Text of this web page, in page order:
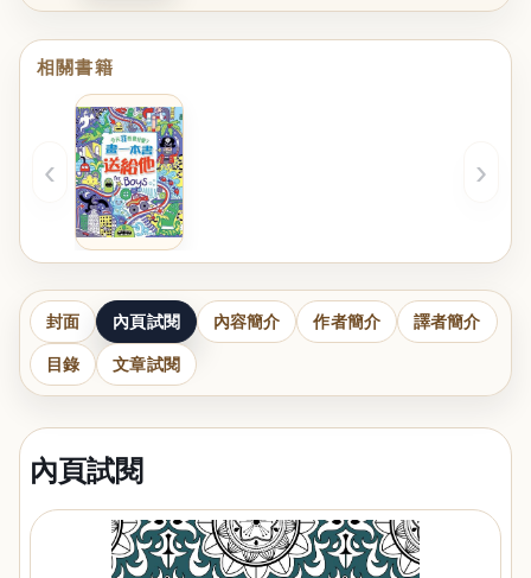
相關書籍
‹ ›
封面 內頁試閱 內容簡介 作者簡介 譯者簡介
目錄 文章試閱
內頁試閱